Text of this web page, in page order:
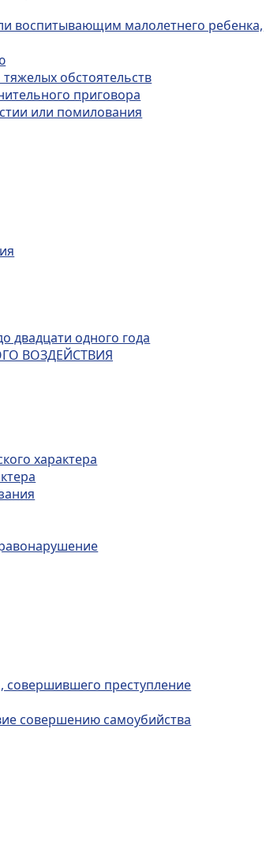
воспитывающим малолетнего ребенка,
обстоятельств
приговора
или помилования
двадцати одного года
ВОЗДЕЙСТВИЯ
характера
совершившего преступление
совершению самоубийства